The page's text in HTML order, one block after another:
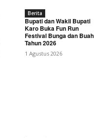
Berita
Bupati dan Wakil Bupati
Karo Buka Fun Run
Festival Bunga dan Buah
Tahun 2026
1 Agustus 2026